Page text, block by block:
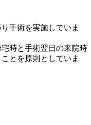
手術を実施していま
時と手術翌日の来院時
とを原則としていま